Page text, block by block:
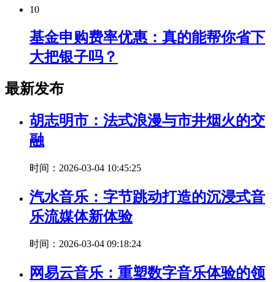
10
基金申购费率优惠：真的能帮你省下
大把银子吗？
最新发布
胡志明市：法式浪漫与市井烟火的交
融
时间：2026-03-04 10:45:25
汽水音乐：字节跳动打造的沉浸式音
乐流媒体新体验
时间：2026-03-04 09:18:24
网易云音乐：重塑数字音乐体验的领